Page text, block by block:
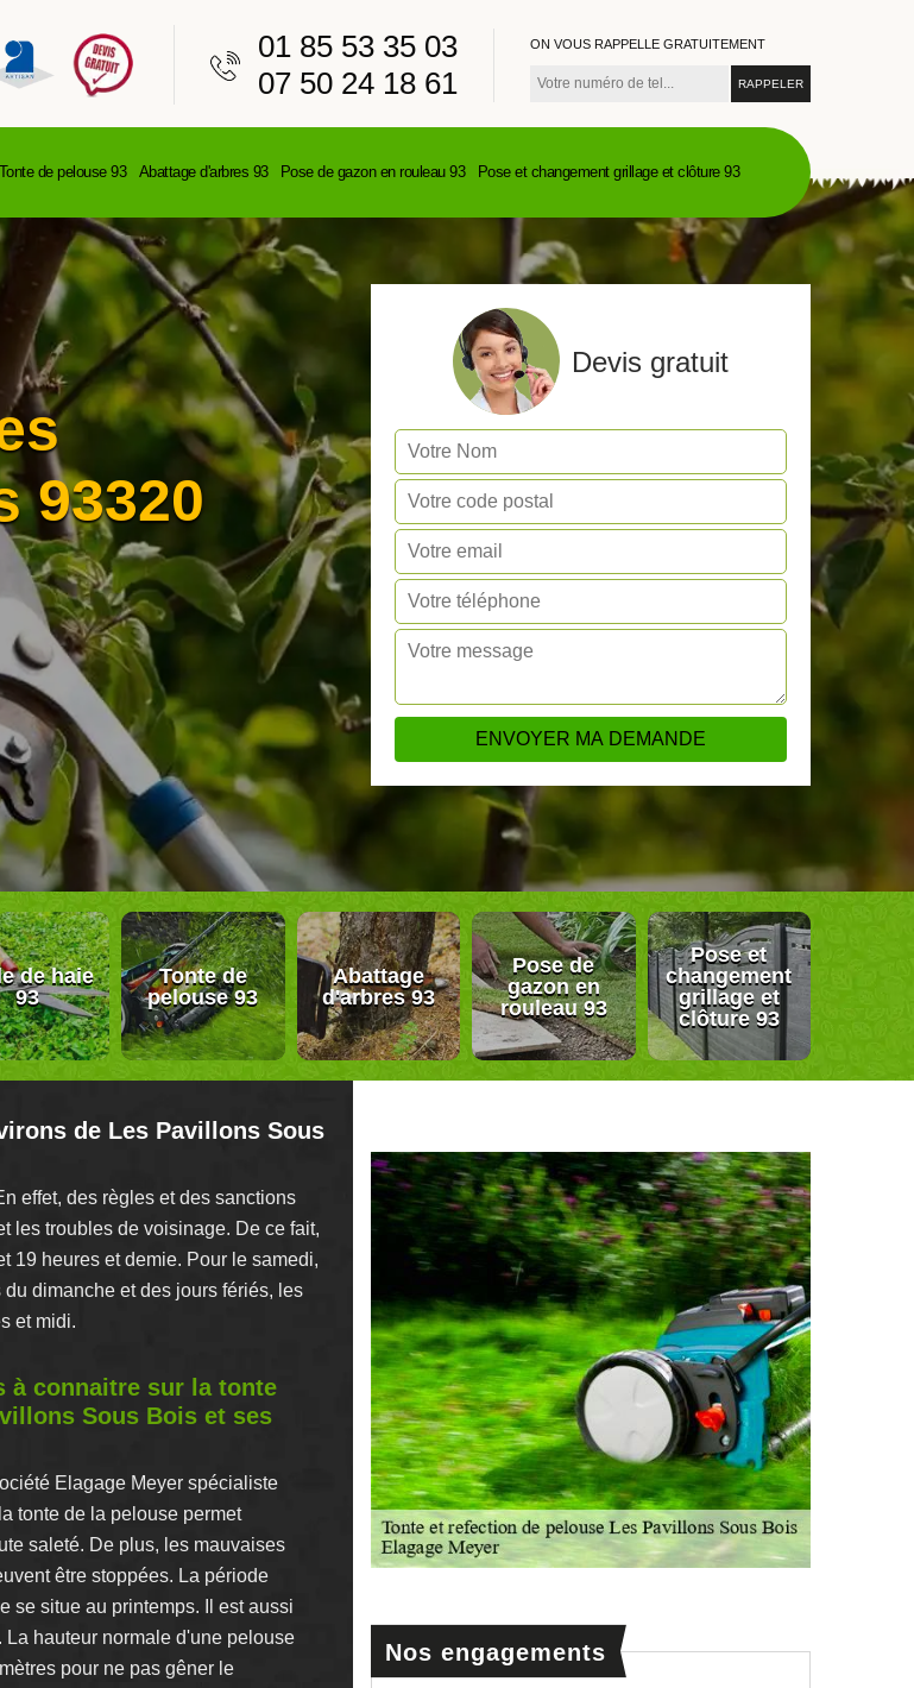
01 85 53 35 03
07 50 24 18 61
ON VOUS RAPPELLE GRATUITEMENT
Tonte de pelouse 93 Abattage d'arbres 93 Pose de gazon en rouleau 93 Pose et changement grillage et clôture 93
93320
Devis gratuit
de haie
93
Tonte de
pelouse 93
Abattage
d'arbres 93
Pose de
gazon en
rouleau 93
Pose et
changement
grillage et
clôture 93
de Les Pavillons Sous
effet, des règles et des sanctions
les troubles de voisinage. De ce fait,
19 heures et demie. Pour le samedi,
dimanche et des jours fériés, les
et midi.
à connaitre sur la tonte
Sous Bois et ses
Elagage Meyer spécialiste
tonte de la pelouse permet
saleté. De plus, les mauvaises
être stoppées. La période
se situe au printemps. Il est aussi
hauteur normale d'une pelouse
pour ne pas gêner le
Nos engagements